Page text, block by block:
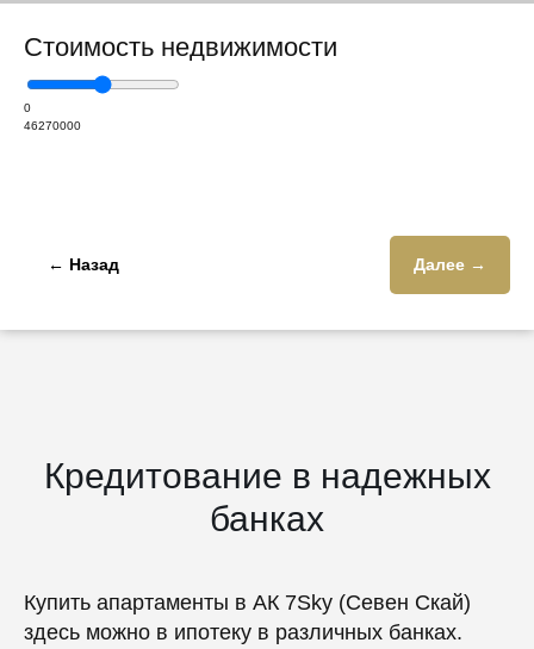
Стоимость недвижимости
0
46270000
← Назад Далее →
Кредитование в надежных
банках
Купить апартаменты в АК 7Sky (Севен Скай)
здесь можно в ипотеку в различных банках.